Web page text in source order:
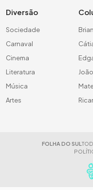
Diversão
Sociedade
Carnaval
Cinema
Literatura
Música
Artes
FOLHA DO SUL